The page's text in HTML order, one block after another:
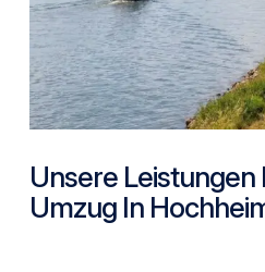
Unsere Leistungen
Umzug In